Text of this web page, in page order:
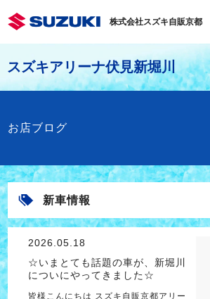
株式会社スズキ自販京都
スズキアリーナ伏見新堀川
お店ブログ
新車情報
2026.05.18
☆いまとても話題の車が、新堀川
についにやってきました☆
皆様こんにちは スズキ自販京都アリー